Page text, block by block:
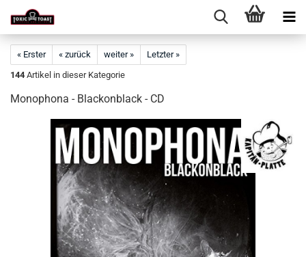
« Erster « zurück weiter »
Letzter »
144 Artikel in dieser Kategorie
Monophona - Blackonblack - CD